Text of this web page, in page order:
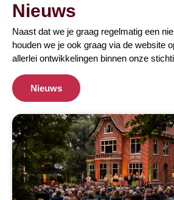
Nieuws
Naast dat we je graag regelmatig een
houden we je ook graag via de website
allerlei ontwikkelingen binnen onze
Nieuws